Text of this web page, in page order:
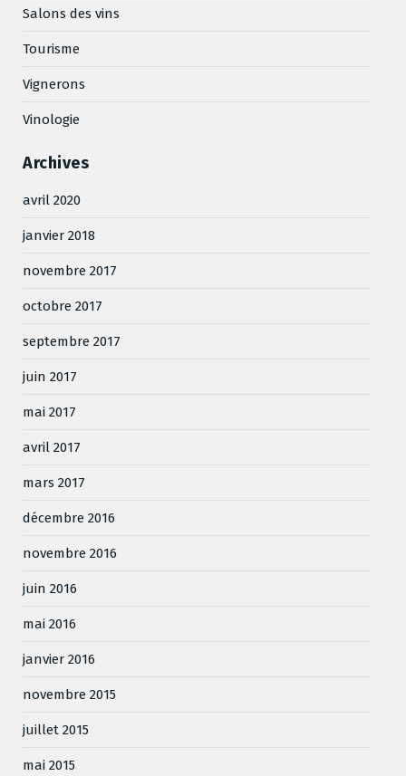
Salons des vins
Tourisme
Vignerons
Vinologie
Archives
avril 2020
janvier 2018
novembre 2017
octobre 2017
septembre 2017
juin 2017
mai 2017
avril 2017
mars 2017
décembre 2016
novembre 2016
juin 2016
mai 2016
janvier 2016
novembre 2015
juillet 2015
mai 2015